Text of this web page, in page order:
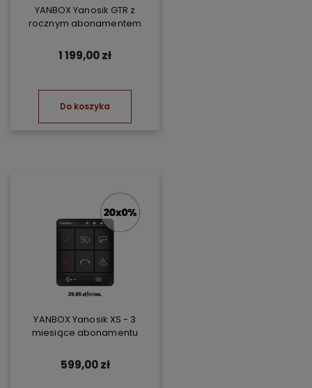
YANBOX Yanosik GTR z
rocznym abonamentem
1 199,00 zł
Do koszyka
YANBOX Yanosik XS - 3
miesiące abonamentu
599,00 zł